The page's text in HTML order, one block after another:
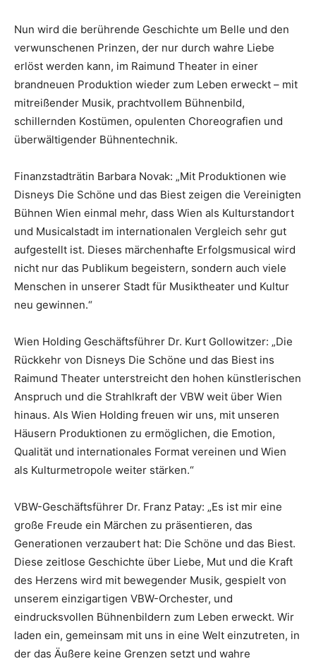
Nun wird die berührende Geschichte um Belle und den
verwunschenen Prinzen, der nur durch wahre Liebe
erlöst werden kann, im Raimund Theater in einer
brandneuen Produktion wieder zum Leben erweckt – mit
mitreißender Musik, prachtvollem Bühnenbild,
schillernden Kostümen, opulenten Choreografien und
überwältigender Bühnentechnik.
Finanzstadträtin Barbara Novak: „Mit Produktionen wie
Disneys Die Schöne und das Biest zeigen die Vereinigten
Bühnen Wien einmal mehr, dass Wien als Kulturstandort
und Musicalstadt im internationalen Vergleich sehr gut
aufgestellt ist. Dieses märchenhafte Erfolgsmusical wird
nicht nur das Publikum begeistern, sondern auch viele
Menschen in unserer Stadt für Musiktheater und Kultur
neu gewinnen.“
Wien Holding Geschäftsführer Dr. Kurt Gollowitzer: „Die
Rückkehr von Disneys Die Schöne und das Biest ins
Raimund Theater unterstreicht den hohen künstlerischen
Anspruch und die Strahlkraft der VBW weit über Wien
hinaus. Als Wien Holding freuen wir uns, mit unseren
Häusern Produktionen zu ermöglichen, die Emotion,
Qualität und internationales Format vereinen und Wien
als Kulturmetropole weiter stärken.“
VBW-Geschäftsführer Dr. Franz Patay: „Es ist mir eine
große Freude ein Märchen zu präsentieren, das
Generationen verzaubert hat: Die Schöne und das Biest.
Diese zeitlose Geschichte über Liebe, Mut und die Kraft
des Herzens wird mit bewegender Musik, gespielt von
unserem einzigartigen VBW-Orchester, und
eindrucksvollen Bühnenbildern zum Leben erweckt. Wir
laden ein, gemeinsam mit uns in eine Welt einzutreten, in
der das Äußere keine Grenzen setzt und wahre